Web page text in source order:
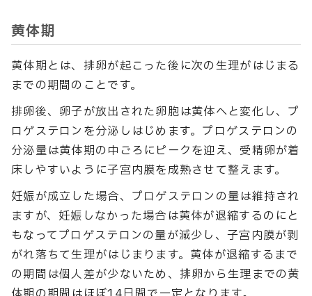
黄体期
黄体期とは、排卵が起こった後に次の生理がはじまる
までの期間のことです。
排卵後、卵子が放出された卵胞は黄体へと変化し、プ
ロゲステロンを分泌しはじめます。プロゲステロンの
分泌量は黄体期の中ごろにピークを迎え、受精卵が着
床しやすいように子宮内膜を成熟させて整えます。
妊娠が成立した場合、プロゲステロンの量は維持され
ますが、妊娠しなかった場合は黄体が退縮するのにと
もなってプロゲステロンの量が減少し、子宮内膜が剥
がれ落ちて生理がはじまります。黄体が退縮するまで
の期間は個人差が少ないため、排卵から生理までの黄